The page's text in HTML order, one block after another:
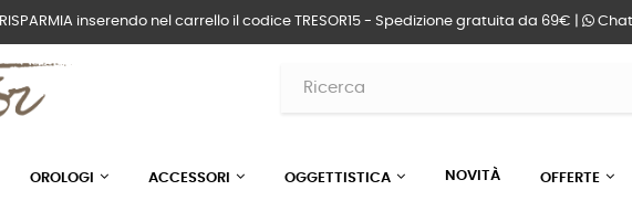
RISPARMIA inserendo nel carrello il codice TRESOR15 - Spedizione gratuita da 69€ |
OROLOGI ACCESSORI OGGETTISTICA NOVITÀ OFFERTE